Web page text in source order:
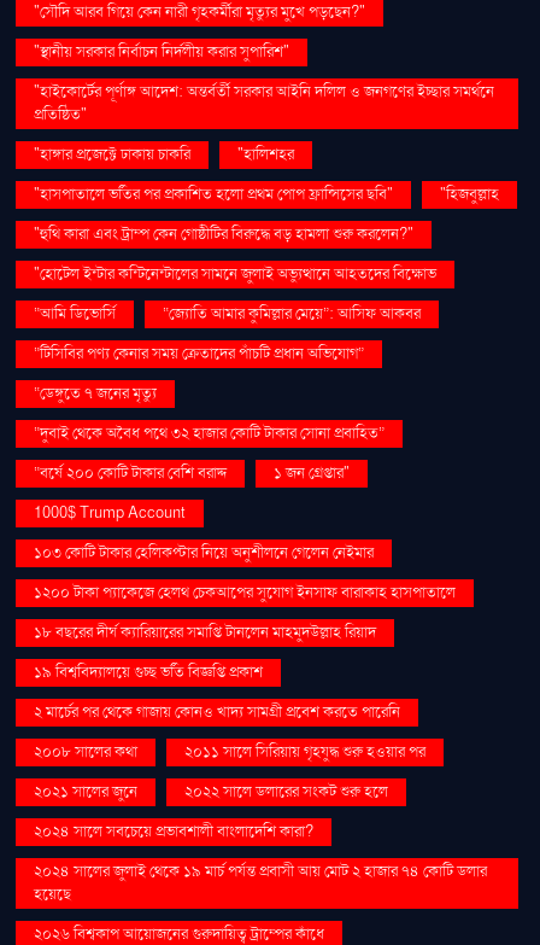
"সৌদি আরব গিয়ে কেন নারী গৃহকর্মীরা মৃত্যুর মুখে পড়ছেন?"
"স্থানীয় সরকার নির্বাচন নির্দলীয় করার সুপারিশ"
"হাইকোর্টের পূর্ণাঙ্গ আদেশ: অন্তর্বর্তী সরকার আইনি দলিল ও জনগণের ইচ্ছার সমর্থনে
প্রতিষ্ঠিত"
"হাঙ্গার প্রজেক্টে ঢাকায় চাকরি
"হালিশহর
"হাসপাতালে ভর্তির পর প্রকাশিত হলো প্রথম পোপ ফ্রান্সিসের ছবি"
"হিজবুল্লাহ
"হুথি কারা এবং ট্রাম্প কেন গোষ্ঠীটির বিরুদ্ধে বড় হামলা শুরু করলেন?"
"হোটেল ইন্টার কন্টিনেন্টালের সামনে জুলাই অভ্যুত্থানে আহতদের বিক্ষোভ
“আমি ডিভোর্সি
“জ্যোতি আমার কুমিল্লার মেয়ে”: আসিফ আকবর
“টিসিবির পণ্য কেনার সময় ক্রেতাদের পাঁচটি প্রধান অভিযোগ”
“ডেঙ্গুতে ৭ জনের মৃত্যু
“দুবাই থেকে অবৈধ পথে ৩২ হাজার কোটি টাকার সোনা প্রবাহিত”
“বর্ষে ২০০ কোটি টাকার বেশি বরাদ্দ
১ জন গ্রেপ্তার"
1000$ Trump Account
১০৩ কোটি টাকার হেলিকপ্টার নিয়ে অনুশীলনে গেলেন নেইমার
১২০০ টাকা প্যাকেজে হেলথ চেকআপের সুযোগ ইনসাফ বারাকাহ হাসপাতালে
১৮ বছরের দীর্ঘ ক্যারিয়ারের সমাপ্তি টানলেন মাহমুদউল্লাহ রিয়াদ
১৯ বিশ্ববিদ্যালয়ে গুচ্ছ ভর্তি বিজ্ঞপ্তি প্রকাশ
২ মার্চের পর থেকে গাজায় কোনও খাদ্য সামগ্রী প্রবেশ করতে পারেনি
২০০৮ সালের কথা
২০১১ সালে সিরিয়ায় গৃহযুদ্ধ শুরু হওয়ার পর
২০২১ সালের জুনে
২০২২ সালে ডলারের সংকট শুরু হলে
২০২৪ সালে সবচেয়ে প্রভাবশালী বাংলাদেশি কারা?
২০২৪ সালের জুলাই থেকে ১৯ মার্চ পর্যন্ত প্রবাসী আয় মোট ২ হাজার ৭৪ কোটি ডলার
হয়েছে
২০২৬ বিশ্বকাপ আয়োজনের গুরুদায়িত্ব ট্রাম্পের কাঁধে